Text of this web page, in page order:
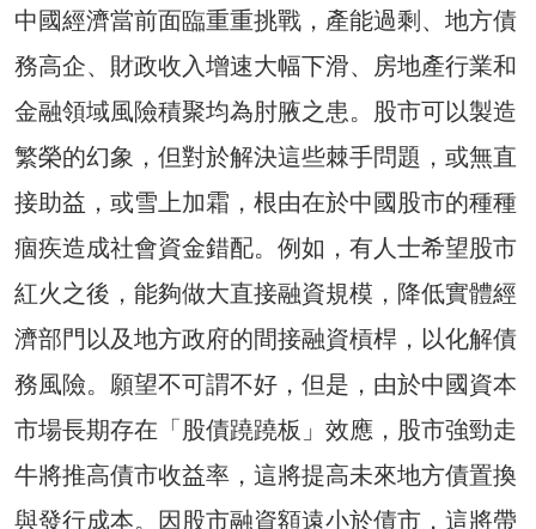
中國經濟當前面臨重重挑戰，產能過剩、地方債
務高企、財政收入增速大幅下滑、房地產行業和
金融領域風險積聚均為肘腋之患。股市可以製造
繁榮的幻象，但對於解決這些棘手問題，或無直
接助益，或雪上加霜，根由在於中國股市的種種
痼疾造成社會資金錯配。例如，有人士希望股市
紅火之後，能夠做大直接融資規模，降低實體經
濟部門以及地方政府的間接融資槓桿，以化解債
務風險。願望不可謂不好，但是，由於中國資本
市場長期存在「股債蹺蹺板」效應，股市強勁走
牛將推高債市收益率，這將提高未來地方債置換
與發行成本。因股市融資額遠小於債市，這將帶